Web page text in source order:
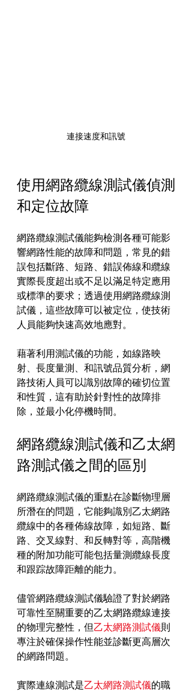
連接速度和訊號
使用網路纜線測試儀偵測
和定位故障
網路纜線測試儀能夠檢測各種可能影
響網路性能的故障和問題，常見的錯
誤包括斷路、短路、錯誤佈線和纜線
實際長度超出或不足以滿足特定應用
或標準的要求；透過使用網路纜線測
試儀，這些故障可以被定位，使技術
人員能夠快速高效地應對。
藉著利用測試儀的功能，如線路映
射、長度量測、和訊號品質分析，網
路技術人員可以識別故障的確切位置
和性質，這有助於針對性的故障排
除，並最小化停機時間。
網路纜線測試儀和乙太網
路測試儀之間的區別
網路纜線測試儀的重點在診斷物理層
所潛在的問題，它能夠識別乙太網路
纜線中的各種佈線故障，如短路、斷
路、交叉線對、和反轉對等，高階機
種的附加功能可能包括量測纜線長度
和跟踪故障距離的能力。
儘管網路纜線測試儀驗證了對於網路
可靠性至關重要的乙太網路纜線連接
的物理完整性，但乙太網路測試儀則
專注於確保操作性能並診斷更高層次
的網路問題。
實際連線測試是乙太網路測試儀的職